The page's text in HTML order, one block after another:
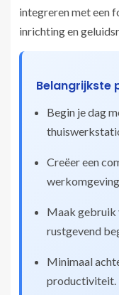
integreren met een
inrichting en
Belangrijkste
Begin je dag
Creëer een
werkomgeving.
Maak gebruik
rustgevend
Minimaal
productiviteit.